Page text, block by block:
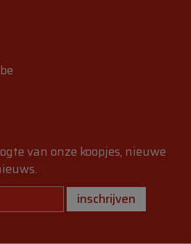
van onze koopjes, nieuwe
inschrijven